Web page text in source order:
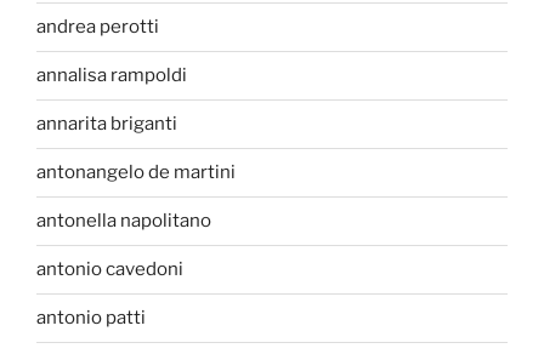
andrea perotti
annalisa rampoldi
annarita briganti
antonangelo de martini
antonella napolitano
antonio cavedoni
antonio patti